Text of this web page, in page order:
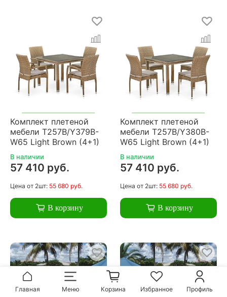
Комплект плетеной
мебели T257B/Y379B-
W65 Light Brown (4+1)
В наличии
57 410 руб.
Цена от 2шт: 55 680 руб.
В корзину
Комплект плетеной
мебели T257B/Y380B-
W65 Light Brown (4+1)
В наличии
57 410 руб.
Цена от 2шт: 55 680 руб.
В корзину
Главная Меню Корзина Избранное Профиль